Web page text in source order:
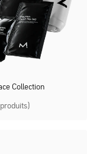
Collection